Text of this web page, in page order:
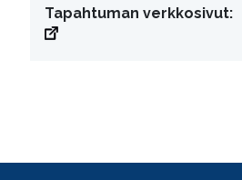
Tapahtuman verkkosivut: